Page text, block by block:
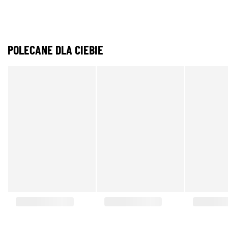
POLECANE DLA CIEBIE